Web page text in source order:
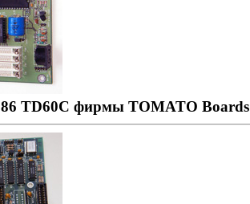
TD60C фирмы TOMATO Boards